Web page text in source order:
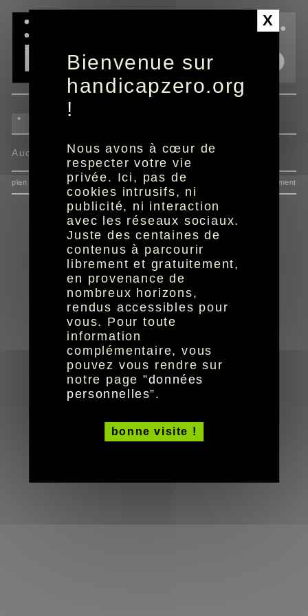
Aucun programme disponible
plan du site données personnelles consentement
© HandiCaPZéro -réalisation aYaline
X
Bienvenue sur
handicapzero.org
!
Nous avons à cœur de
respecter votre vie
privée. Ici, pas de
cookies intrusifs, ni
publicité, ni interaction
avec les réseaux sociaux.
Juste des centaines de
contenus à parcourir
librement et gratuitement,
en provenance de
nombreux horizons,
rendus accessibles pour
vous. Pour toute
information
complémentaire, vous
pouvez vous rendre sur
notre page ”données
personnelles”.
bonne visite !